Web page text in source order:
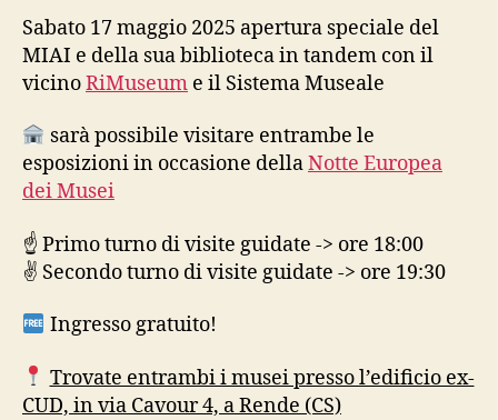
Sabato 17 maggio 2025 apertura speciale del
MIAI e della sua biblioteca in tandem con il
vicinoRiMuseum e il Sistema Museale
sarà possibile visitare entrambe le
esposizioni in occasione dellaNotte Europea
dei Musei
☝️ Primo turno di visite guidate -> ore 18:00
✌️ Secondo turno di visite guidate -> ore 19:30
Ingresso gratuito!
Trovate entrambi i musei presso l’edificio ex-
CUD, in via Cavour 4, a Rende (CS)